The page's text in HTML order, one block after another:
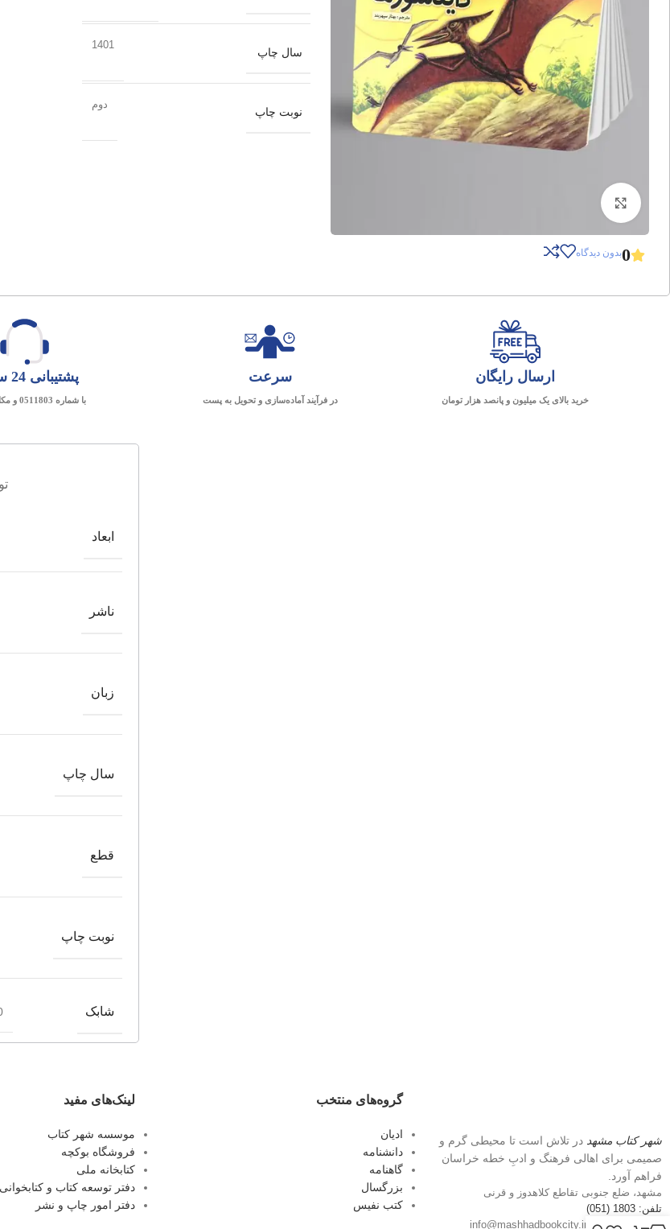
0بدون دیدگاه
سال چاپ
1401
نوبت چاپ
دوم
ارسال رایگان
خرید بالای یک میلیون و پانصد هزار تومان
سرعت
در فرآیند آماده‌سازی و تحویل به پست
پشتیبانی 24 ساعته
با شماره 0511803 و مکالمه برخط
ابعاد
ناشر
زبان
سال چاپ
قطع
نوبت چاپ
شابک
شهر کتاب مشهد در تلاش است تا محیطی گرم و
صمیمی برای اهالی فرهنگ و ادبِ خطه خراسان
فراهم آورد.
مشهد، ضلع جنوبی تقاطع کلاهدوز و قرنی
تلفن: 1803 (051)
پست الکترونیک: info@mashhadbookcity.ir
گروه‌های منتخب
ادیان
دانشنامه
گاهنامه
بزرگسال
کتب نفیس
لینک‌های مفید
موسسه شهر کتاب
فروشگاه بوکچه
کتابخانه ملی
دفتر توسعه کتاب و کتابخوانی
دفتر امور چاپ و نشر